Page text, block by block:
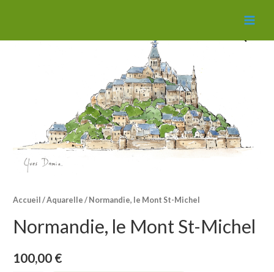
Accueil /Aquarelle / Normandie, le Mont St-Michel
Normandie, le Mont St-Michel
100,00 €